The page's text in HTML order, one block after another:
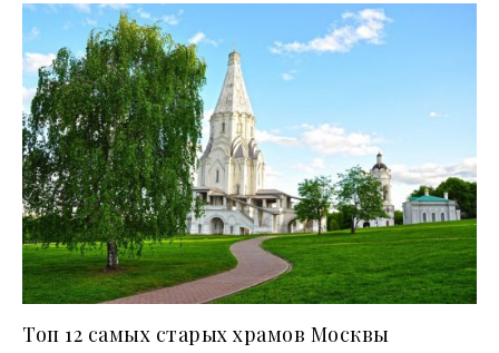
Топ 12 самых старых храмов Москвы